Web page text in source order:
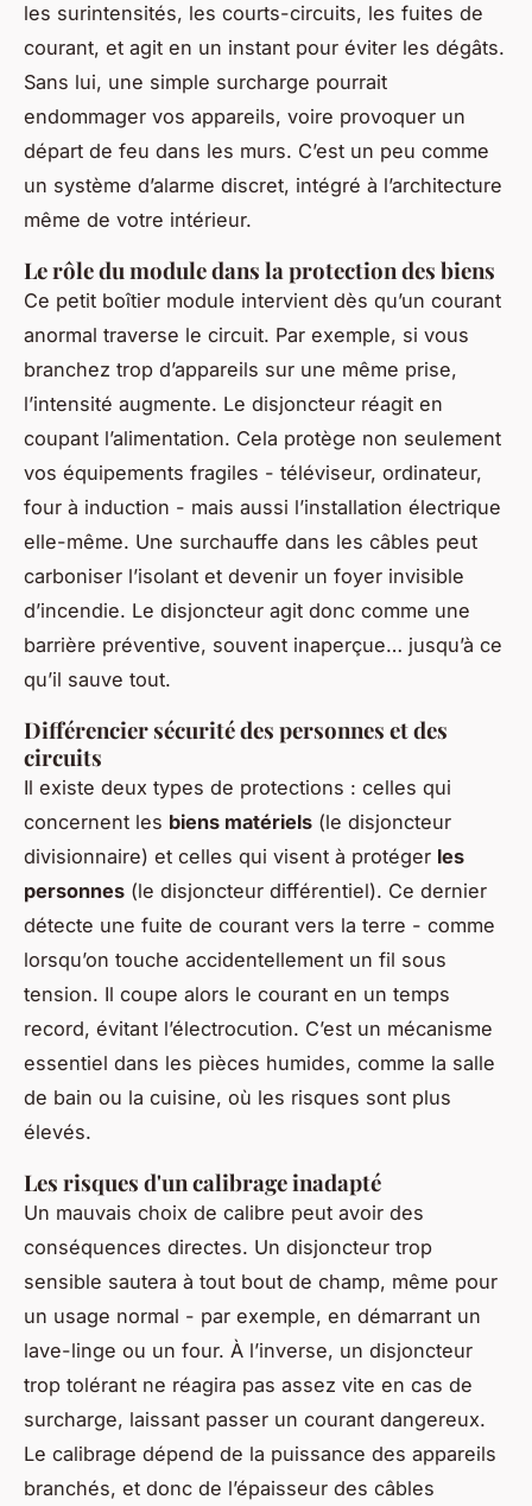
les surintensités, les courts-circuits, les fuites de
courant, et agit en un instant pour éviter les dégâts.
Sans lui, une simple surcharge pourrait
endommager vos appareils, voire provoquer un
départ de feu dans les murs. C’est un peu comme
un système d’alarme discret, intégré à l’architecture
même de votre intérieur.
Le rôle du module dans la protection des biens
Ce petit boîtier module intervient dès qu’un courant
anormal traverse le circuit. Par exemple, si vous
branchez trop d’appareils sur une même prise,
l’intensité augmente. Le disjoncteur réagit en
coupant l’alimentation. Cela protège non seulement
vos équipements fragiles - téléviseur, ordinateur,
four à induction - mais aussi l’installation électrique
elle-même. Une surchauffe dans les câbles peut
carboniser l’isolant et devenir un foyer invisible
d’incendie. Le disjoncteur agit donc comme une
barrière préventive, souvent inaperçue… jusqu’à ce
qu’il sauve tout.
Différencier sécurité des personnes et des
circuits
Il existe deux types de protections : celles qui
concernent les biens matériels (le disjoncteur
divisionnaire) et celles qui visent à protéger les
personnes (le disjoncteur différentiel). Ce dernier
détecte une fuite de courant vers la terre - comme
lorsqu’on touche accidentellement un fil sous
tension. Il coupe alors le courant en un temps
record, évitant l’électrocution. C’est un mécanisme
essentiel dans les pièces humides, comme la salle
de bain ou la cuisine, où les risques sont plus
élevés.
Les risques d'un calibrage inadapté
Un mauvais choix de calibre peut avoir des
conséquences directes. Un disjoncteur trop
sensible sautera à tout bout de champ, même pour
un usage normal - par exemple, en démarrant un
lave-linge ou un four. À l’inverse, un disjoncteur
trop tolérant ne réagira pas assez vite en cas de
surcharge, laissant passer un courant dangereux.
Le calibrage dépend de la puissance des appareils
branchés, et donc de l’épaisseur des câbles